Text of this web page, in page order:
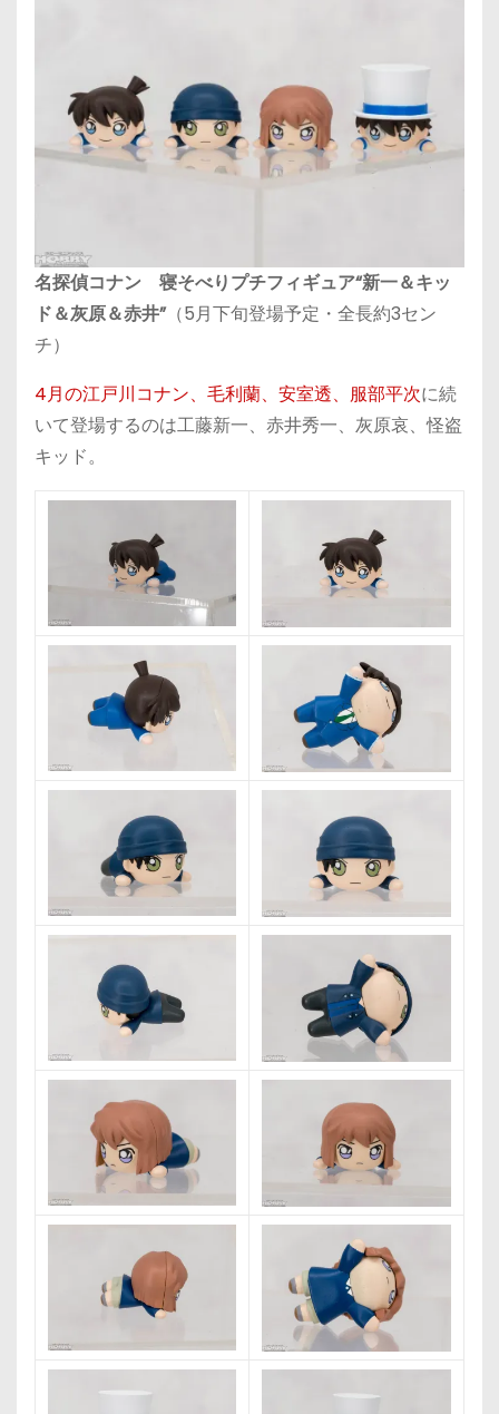
名探偵コナン 寝そべりプチフィギュア“新一＆キッ
ド＆灰原＆赤井”（5月下旬登場予定・全長約3セン
チ）
4月の江戸川コナン、毛利蘭、安室透、服部平次に続
いて登場するのは工藤新一、赤井秀一、灰原哀、怪盗
キッド。